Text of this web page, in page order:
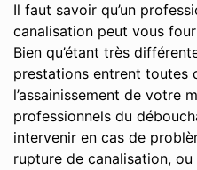
Il faut savoir qu’un
canalisation peut vous
Bien qu’étant très
prestations entrent toutes
l’assainissement de votre
professionnels du
intervenir en cas de
rupture de canalisation,